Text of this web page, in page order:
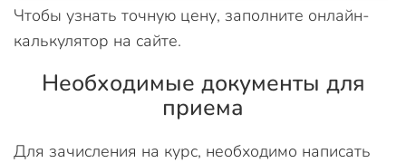
Чтобы узнать точную цену, заполните онлайн-
калькулятор на сайте.
Необходимые документы для
приема
Для зачисления на курс, необходимо написать